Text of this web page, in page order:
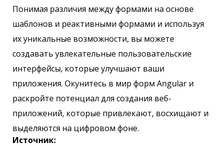
Понимая различия между формами на основе
шаблонов и реактивными формами и используя
их уникальные возможности, вы можете
создавать увлекательные пользовательские
интерфейсы, которые улучшают ваши
приложения. Окунитесь в мир форм Angular и
раскройте потенциал для создания веб-
приложений, которые привлекают, восхищают и
выделяются на цифровом фоне.
Источник: